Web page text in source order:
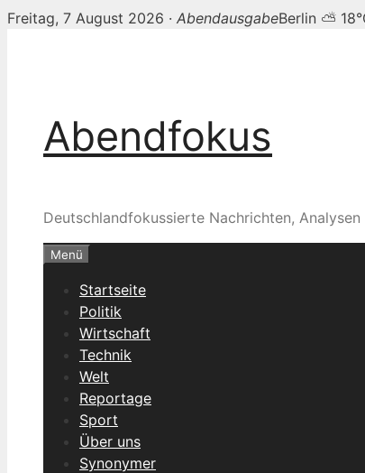
Freitag, 7 August 2026 · AbendausgabeBerlin ⛅
Abendfokus
Deutschlandfokussierte Nachrichten,
Menü
Startseite
Politik
Wirtschaft
Technik
Welt
Reportage
Sport
Über uns
Synonymer